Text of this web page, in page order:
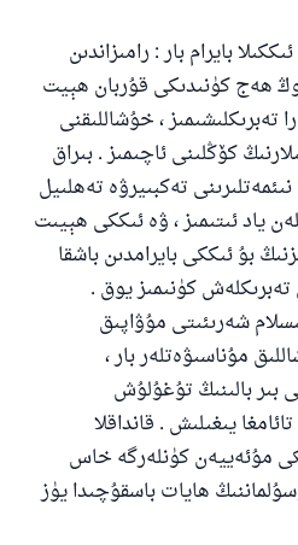
بايرام بار : رامىزاندىن
ھەج كۈنىدىكى قۇربان ھېيت
تەبرىكلىشىمىز ، خۇشاللىقنى
كۆڭلىنى ئاچىمىز . بىراق
تەكبىيرۋە تەھلىيل
ياد ئىتىمىز ، ۋە ئىككى ھېيىت
بۇ ئىككى بايرامدىن باشقا
تەبرىكلەش كۈنىمىز يوق .
شەرىئىتى مۇۋاپىق
مۇناسىۋەتلەر بار ،
بىر بالىنىڭ تۇغۇلۇش
يىغىلىش . قانداقلا
مۇئەييەن كۈنلەرگە خاس
ھايات باسقۇچىدا يۈز
سوئالنىڭ جاۋابى
قالدى
ياردەم قىلىڭ
مۇنداق دېگەن:
قويغان كىشى قىلغۇچىغا
ئېرىشىدۇ
ھەدىس